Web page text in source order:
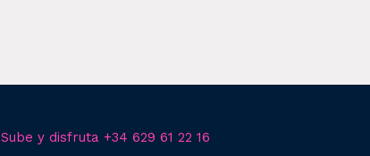
Sube y disfruta +34 629 61 22 16